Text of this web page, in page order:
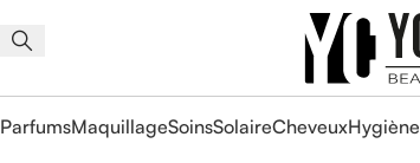
ParfumsMaquillageSoinsSolaireCheveuxHygiène